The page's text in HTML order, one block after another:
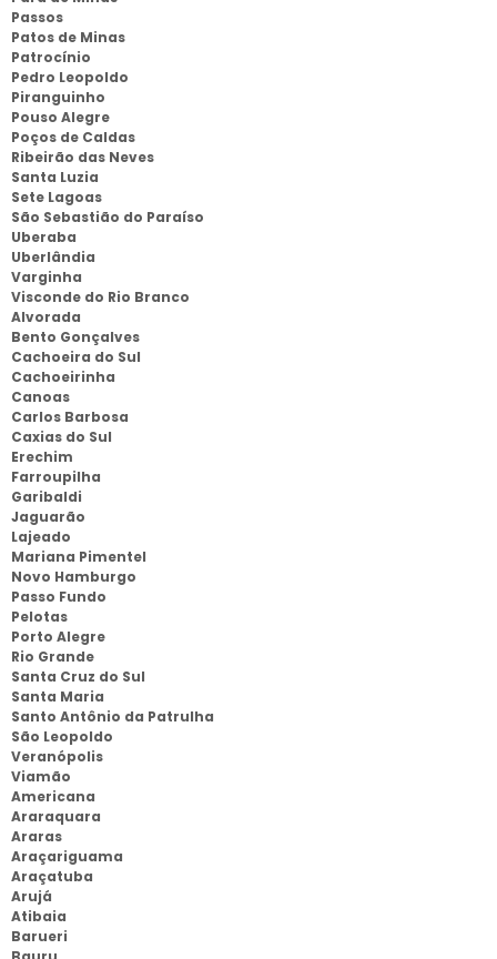
Passos
Patos de Minas
Patrocínio
Pedro Leopoldo
Piranguinho
Pouso Alegre
Poços de Caldas
Ribeirão das Neves
Santa Luzia
Sete Lagoas
São Sebastião do Paraíso
Uberaba
Uberlândia
Varginha
Visconde do Rio Branco
Alvorada
Bento Gonçalves
Cachoeira do Sul
Cachoeirinha
Canoas
Carlos Barbosa
Caxias do Sul
Erechim
Farroupilha
Garibaldi
Jaguarão
Lajeado
Mariana Pimentel
Novo Hamburgo
Passo Fundo
Pelotas
Porto Alegre
Rio Grande
Santa Cruz do Sul
Santa Maria
Santo Antônio da Patrulha
São Leopoldo
Veranópolis
Viamão
Americana
Araraquara
Araras
Araçariguama
Araçatuba
Arujá
Atibaia
Barueri